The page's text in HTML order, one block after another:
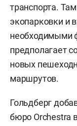
транспорта.
экопарковки и
необходимыми
предполагает
новых
маршрутов.
Гольдберг
бюро Orchestra